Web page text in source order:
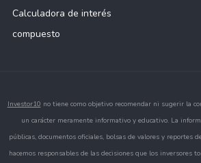
Calculadora de interés
compuesto
Investor10 no tiene como objetivo recomendar ni sugerir la
un carácter meramente informativo y educativo. La
públicas, documentos oficiales, bolsas de valores y reportes
hacemos responsables de las decisiones que los inversores